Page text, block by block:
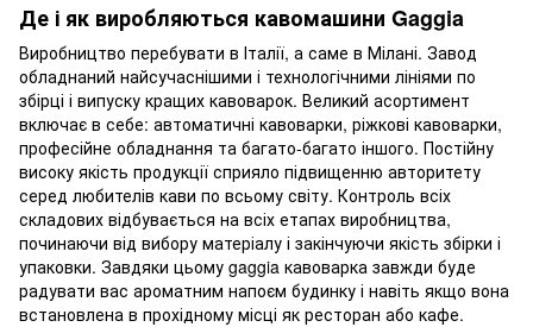
Де і як виробляються кавомашини Gaggia
Виробництво перебувати в Італії, а саме в Мілані. Завод
обладнаний найсучаснішими і технологічними лініями по
збірці і випуску кращих кавоварок. Великий асортимент
включає в себе: автоматичні кавоварки, ріжкові кавоварки,
професійне обладнання та багато-багато іншого. Постійну
високу якість продукції сприяло підвищенню авторитету
серед любителів кави по всьому світу. Контроль всіх
складових відбувається на всіх етапах виробництва,
починаючи від вибору матеріалу і закінчуючи якість збірки і
упаковки. Завдяки цьому gaggia кавоварка завжди буде
радувати вас ароматним напоєм будинку і навіть якщо вона
встановлена ​​в прохідному місці як ресторан або кафе.